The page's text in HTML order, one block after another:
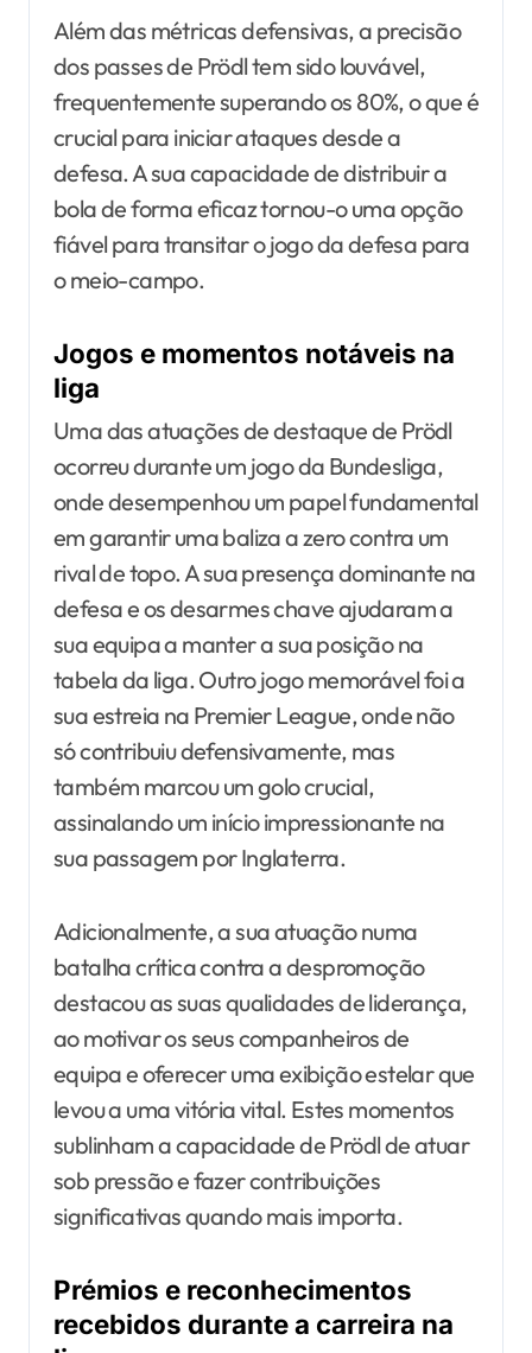
Além das métricas defensivas, a precisão
dos passes de Prödl tem sido louvável,
frequentemente superando os 80%, o que é
crucial para iniciar ataques desde a
defesa. A sua capacidade de distribuir a
bola de forma eficaz tornou-o uma opção
fiável para transitar o jogo da defesa para
o meio-campo.
Jogos e momentos notáveis na
liga
Uma das atuações de destaque de Prödl
ocorreu durante um jogo da Bundesliga,
onde desempenhou um papel fundamental
em garantir uma baliza a zero contra um
rival de topo. A sua presença dominante na
defesa e os desarmes chave ajudaram a
sua equipa a manter a sua posição na
tabela da liga. Outro jogo memorável foi a
sua estreia na Premier League, onde não
só contribuiu defensivamente, mas
também marcou um golo crucial,
assinalando um início impressionante na
sua passagem por Inglaterra.
Adicionalmente, a sua atuação numa
batalha crítica contra a despromoção
destacou as suas qualidades de liderança,
ao motivar os seus companheiros de
equipa e oferecer uma exibição estelar que
levou a uma vitória vital. Estes momentos
sublinham a capacidade de Prödl de atuar
sob pressão e fazer contribuições
significativas quando mais importa.
Prémios e reconhecimentos
recebidos durante a carreira na